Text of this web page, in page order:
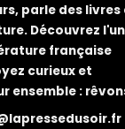
parle des livres
Découvrez
française
curieux et
ensemble :